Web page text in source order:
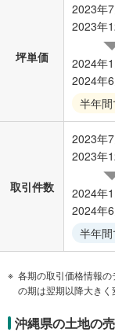
坪単価
2023年
2023年
2024年
2024年6
半年
取引件数
2023年
2023年
2024年
2024年6
半年
各期の取引価格情報
の期は翌期以降大きく
沖縄県の土地の